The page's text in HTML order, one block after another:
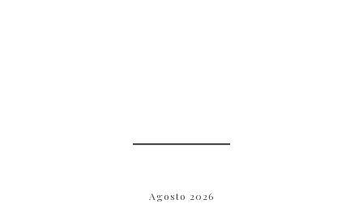
Agosto 2026